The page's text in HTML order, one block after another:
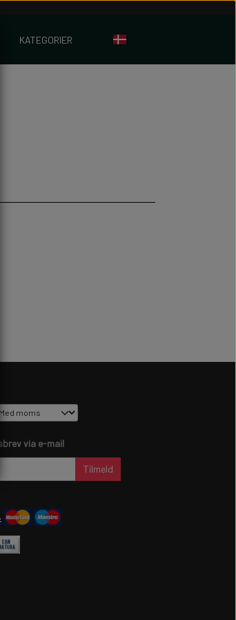
KATEGORIER
via e-mail
Tilmeld